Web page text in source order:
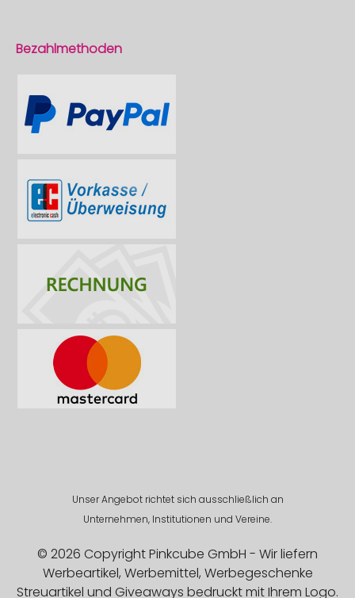
Bezahlmethoden
Unser Angebot richtet sich ausschließlich an
Unternehmen, Institutionen und Vereine.
© 2026 Copyright Pinkcube GmbH - Wir liefern
Werbeartikel, Werbemittel, Werbegeschenke
Streuartikel und Giveaways bedruckt mit Ihrem Logo.